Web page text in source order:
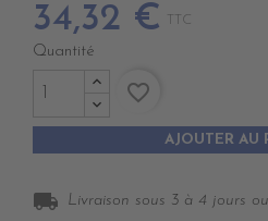
34,32 € TTC
Quantité
AJOUTER AU
favorite_border
local_shipping Livraison sous 3 à 4 jours